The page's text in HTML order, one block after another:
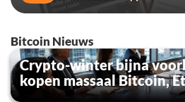
Bitcoin Nieuws
Crypto-winter bijna
kopen massaal Bitcoin,